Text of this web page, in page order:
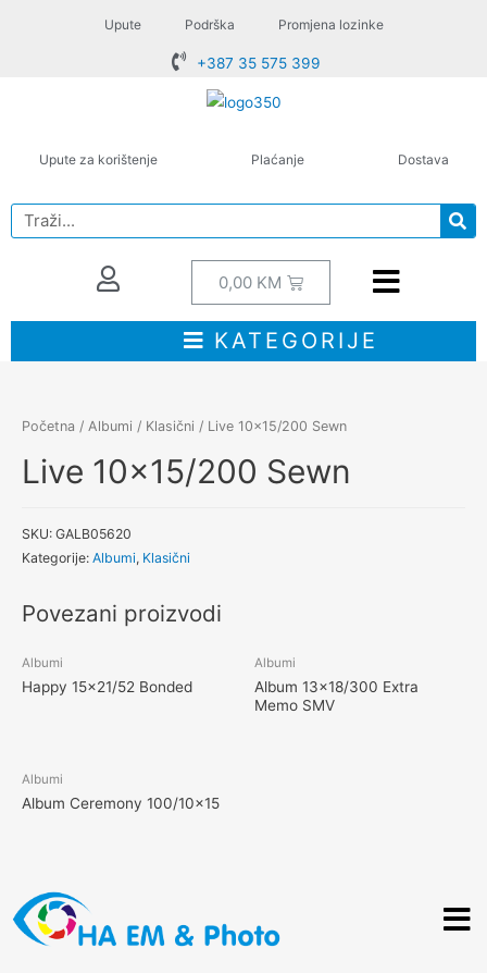
Upute Podrška Promjena lozinke
+387 35 575 399
Upute za korištenje Plaćanje Dostava
0,00 KM
KATEGORIJE
Početna / Albumi / Klasični / Live 10×15/200 Sewn
Live 10×15/200 Sewn
SKU: GALB05620
Kategorije: Albumi, Klasični
Povezani proizvodi
Albumi
Happy 15×21/52 Bonded
Albumi
Album 13×18/300 Extra
Memo SMV
Albumi
Album Ceremony 100/10×15